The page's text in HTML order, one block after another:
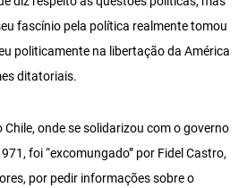
fascínio pela política realmente tomou
politicamente na libertação da América
ditatoriais.
Chile, onde se solidarizou com o governo
foi “excomungado” por Fidel Castro,
por pedir informações sobre o